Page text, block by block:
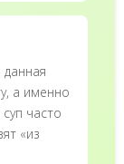
данная
а именно
часто
«из